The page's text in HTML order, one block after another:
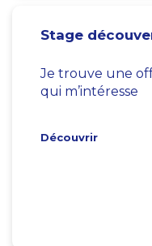
Stage
Je trouve une
qui m’intéresse
Découvrir